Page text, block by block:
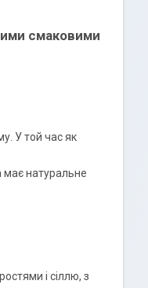
смаковими
У той час як
має натуральне
і сіллю, з